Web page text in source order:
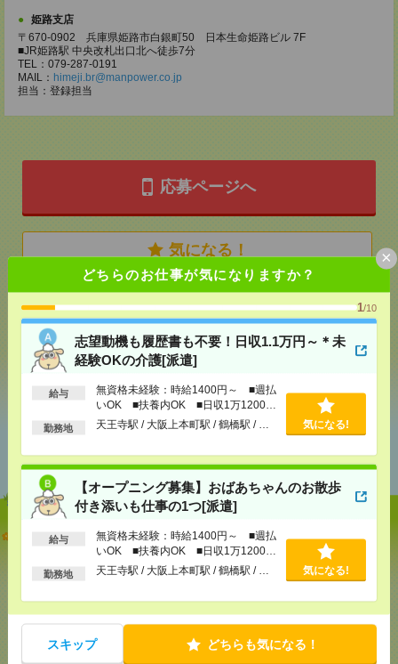
どちらのお仕事が気になりますか？
1/10
志望動機も履歴書も不要！日収1.1万円～＊未
経験OKの介護[派遣]
給与
無資格未経験：時給1400円～ ■週払
いOK ■扶養内OK ■日収1万1200円
以上
勤務地 天王寺駅 / 大阪上本町駅 / 鶴橋駅 / … 気になる!
【オープニング募集】おばあちゃんのお散歩
付き添いも仕事の1つ[派遣]
給与
無資格未経験：時給1400円～ ■週払
いOK ■扶養内OK ■日収1万1200円
以上
勤務地 天王寺駅 / 大阪上本町駅 / 鶴橋駅 / … 気になる!
スキップ どちらも気になる！
×
姫路支店
〒670-0902 兵庫県姫路市白銀町50 日本生命姫路ビル 7F
■JR姫路駅 中央改札出口北へ徒歩7分
TEL：079-287-0191
MAIL： himeji.br@manpower.co.jp
担当：登録担当
応募ページへ
気になる！
メールで送る LINEで送る
シェア ツイート
おすすめ
志望動機も履歴書も不要！日収1.1万円～＊未経験OK
の介護[派遣]
OK ■扶養内OK ■日収1万1200円以上
[交通費]交通費全額支給
天王寺駅 鶴橋駅